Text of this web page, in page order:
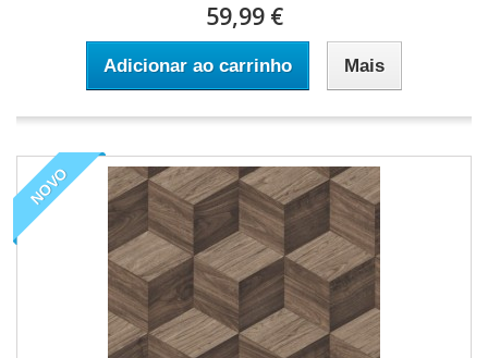
59,99 €
Adicionar ao carrinho Mais
NOVO